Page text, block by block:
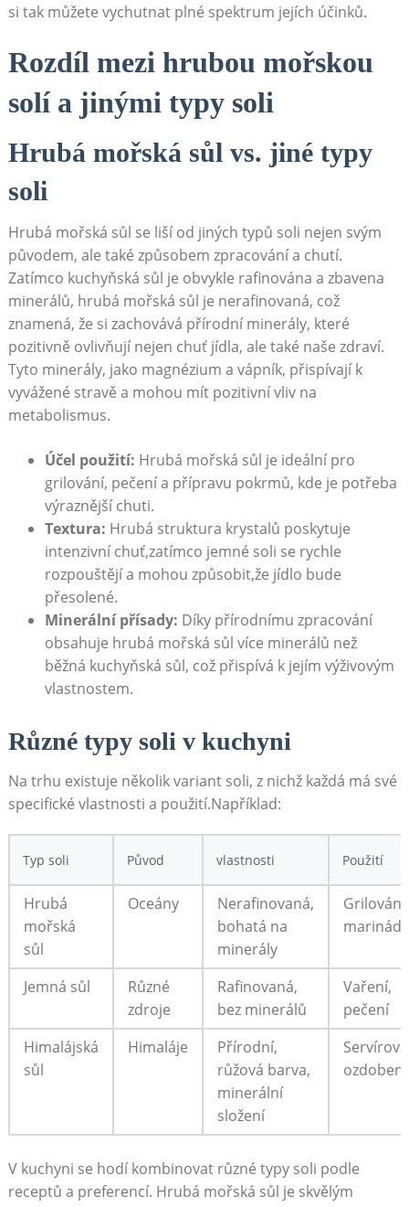
si tak můžete vychutnat plné spektrum jejích účinků.
Rozdíl mezi hrubou mořskou
solí a jinými typy soli
Hrubá mořská sůl vs. ‍jiné typy
soli
Hrubá mořská sůl se liší od‌ jiných typů soli nejen svým
původem, ale také způsobem zpracování a chutí.
Zatímco kuchyňská sůl je obvykle⁢ rafinována a zbavena
minerálů, hrubá mořská sůl je nerafinovaná, což
znamená, že si zachovává přírodní minerály,‍ které
pozitivně ovlivňují nejen chuť jídla, ale také naše zdraví.
Tyto⁤ minerály, jako magnézium a ​vápník, přispívají k
vyvážené stravě a mohou mít pozitivní⁣ vliv na
metabolismus.
Účel použití: Hrubá mořská sůl je ideální‍ pro
grilování, ​pečení a přípravu pokrmů, kde⁤ je potřeba
výraznější chuti.
Textura: Hrubá struktura krystalů poskytuje
intenzivní chuť,zatímco‍ jemné soli se rychle
rozpouštějí a mohou způsobit,že jídlo bude
přesolené.
Minerální ​přísady: Díky přírodnímu zpracování
obsahuje hrubá ⁢mořská sůl více minerálů než
běžná kuchyňská sůl, což přispívá k jejím výživovým
vlastnostem.
Různé typy soli v kuchyni
Na trhu existuje několik variant soli, z nichž každá má své
specifické vlastnosti a ​použití.Například:
Typ soli Původ vlastnosti Použití
Hrubá
mořská
sůl
Oceány
Nerafinovaná,
bohatá na
minerály
Grilování,
marinády
Jemná ‌sůl
Různé​
zdroje
Rafinovaná,
bez minerálů
Vaření,
pečení
Himalájská
sůl
Himaláje
Přírodní,
růžová barva,‌
minerální⁣
složení
ozdobení
V kuchyni se hodí kombinovat různé‍ typy⁤ soli‌ podle
receptů ​a preferencí. Hrubá mořská sůl je skvělým